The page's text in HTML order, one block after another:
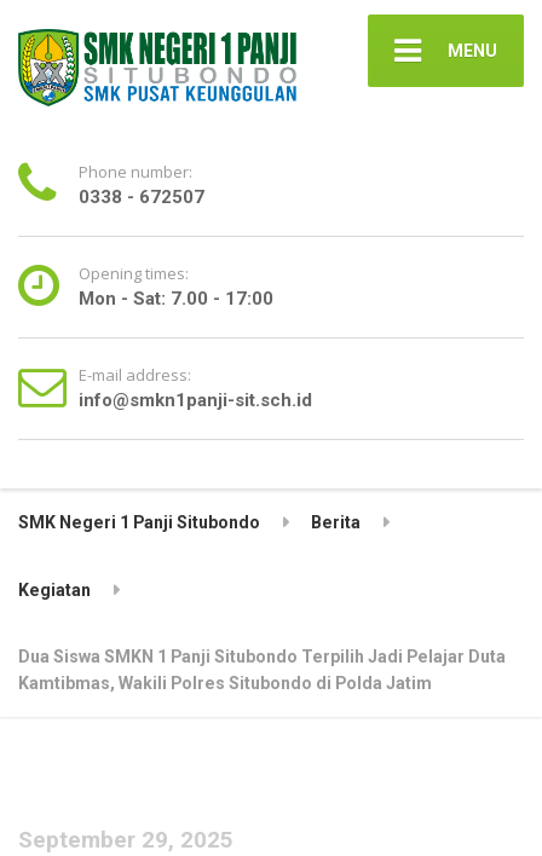
MENU
Phone number:
0338 - 672507
Opening times:
Mon - Sat: 7.00 - 17:00
E-mail address:
info@smkn1panji-sit.sch.id
SMK Negeri 1 Panji Situbondo Berita
Kegiatan
Dua Siswa SMKN 1 Panji Situbondo Terpilih Jadi Pelajar Duta
Kamtibmas, Wakili Polres Situbondo di Polda Jatim
September 29, 2025